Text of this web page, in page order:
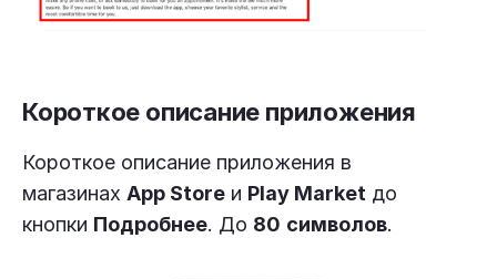
Короткое описание приложения
Короткое описание приложения в
магазинах App Store и Play Market до
кнопки Подробнее. До 80 символов.